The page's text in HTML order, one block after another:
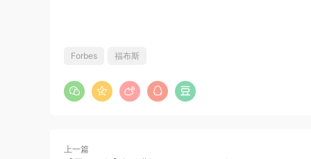
Forbes 福布斯
上一篇